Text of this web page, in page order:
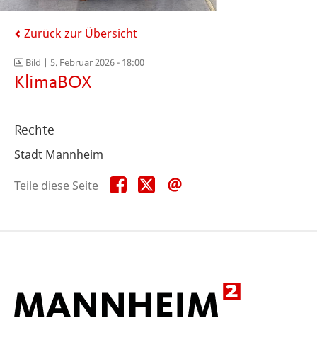
Zurück zur Übersicht
Bild | 5. Februar 2026 - 18:00
KlimaBOX
Rechte
Stadt Mannheim
Teile diese Seite
Teile
diese
Teile
diese